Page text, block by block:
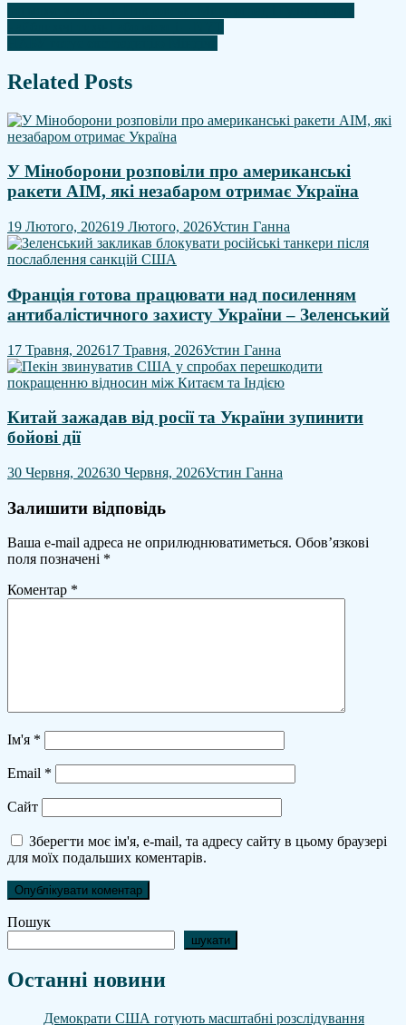
Навігація
записів
Related Posts
У Міноборони розповіли про американські
ракети AIM, які незабаром отримає Україна
19 Лютого, 202619 Лютого, 2026Устин Ганна
Франція готова працювати над посиленням
антибалістичного захисту України – Зеленський
17 Травня, 202617 Травня, 2026Устин Ганна
Китай зажадав від росії та України зупинити
бойові дії
30 Червня, 202630 Червня, 2026Устин Ганна
Залишити відповідь
Ваша e-mail адреса не оприлюднюватиметься. Обов’язкові
поля позначені *
Коментар *
Ім'я *
Email *
Сайт
Зберегти моє ім'я, e-mail, та адресу сайту в цьому браузері
для моїх подальших коментарів.
Пошук
шукати
Останні новини
Демократи США готують масштабні розслідування